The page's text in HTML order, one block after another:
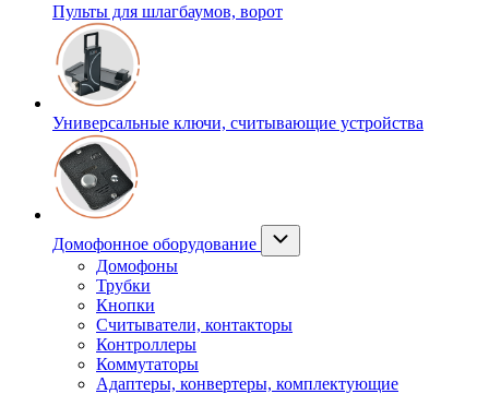
Пульты для шлагбаумов, ворот
Универсальные ключи, считывающие устройства
Домофонное оборудование
Домофоны
Трубки
Кнопки
Считыватели, контакторы
Контроллеры
Коммутаторы
Адаптеры, конвертеры, комплектующие